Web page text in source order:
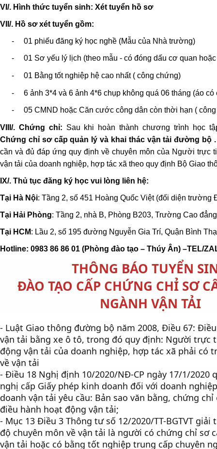
VI/. Hình thức tuyển sinh: Xét tuyển hồ sơ
VII/. Hồ sơ xét tuyển gồm:
- 01 phiếu đăng ký học nghề (Mẫu của Nhà trường)
- 01 Sơ yếu lý lịch (theo mẫu - có đóng dấu cơ quan
- 01 Bằng tốt nghiệp hệ cao nhất ( công chứng)
- 6 ảnh 3*4 và 6 ảnh 4*6 chụp không quá 06 tháng (áo có
- 05 CMND hoặc Căn cước công dân còn thời hạn (
VIII/. Chứng chỉ: Sau khi hoàn thành chương trình học
Chứng chỉ sơ cấp quản lý và khai thác vận tải đường bộ .
cần và đủ đáp ứng quy định về chuyên môn của Người trực
vận tải của doanh nghiệp, hợp tác xã theo quy định Bộ Giao
IX/. Thủ tục đăng ký học vui lòng liên hệ:
Tại Hà Nội: Tầng 2, số 451 Hoàng Quốc Việt (đối diện
Tại Hải Phòng: Tầng 2, nhà B, Phòng B203, Trường Cao
Tại HCM: Lầu 2, số 195 đường Nguyễn Gia Trí, Quận Bình
Hotline: 0983 86 86 01 (Phòng đào tạo – Thúy Ân) –TEL/
THÔNG BÁO TUYỂN
ĐÀO TẠO CẤP CHỨNG CHỈ SƠ
NGÀNH VẬN TẢI
- Luật Giao thông đường bộ năm 2008, Điều 67:
vận tải bằng xe ô tô, trong đó quy định: Người trực
động vận tải của doanh nghiệp, hợp tác xã phải có
về vận tải
- Điều 18 Nghị định 10/2020/NĐ-CP ngày 17/1/2020
nghị cấp Giấy phép kinh doanh đối với doanh
doanh vận tải yêu cầu: Bản sao văn bằng, chứng
điều hành hoạt động vận tải;
- Mục 13 Điều 3 Thông tư số 12/2020/TT-BGTVT
độ chuyên môn về vận tải là người có chứng chỉ sơ
vận tải hoặc có bằng tốt nghiệp trung cấp chuyên